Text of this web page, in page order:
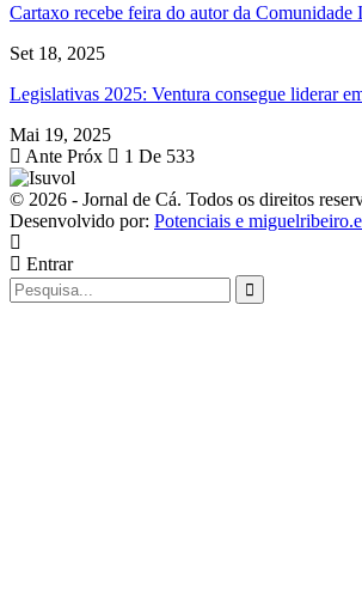
Cartaxo recebe feira do autor da
Set 18, 2025
Legislativas 2025: Ventura consegue liderar
Mai 19, 2025
Ante Próx 1 De 533
© 2026 - Jornal de Cá. Todos os direitos
Desenvolvido por: Potenciais e
Entrar